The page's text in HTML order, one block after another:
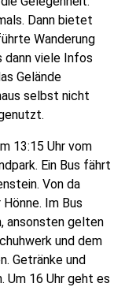
Dann bietet
Wanderung
dann viele Infos
Gelände
selbst nicht
13:15 Uhr vom
Ein Bus fährt
Von da
Im Bus
ansonsten gelten
und dem
Getränke und
Um 16 Uhr geht es